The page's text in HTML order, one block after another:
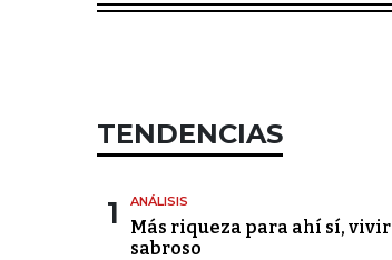
TENDENCIAS
1 ANÁLISIS
Más riqueza para ahí sí, vivir
sabroso